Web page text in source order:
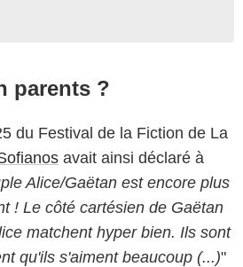
parents ?
du Festival de la Fiction de La
avait ainsi déclaré à
Alice/Gaëtan est encore plus
! Le côté cartésien de Gaëtan
matchent hyper bien. Ils sont
qu'ils s'aiment beaucoup (...)"